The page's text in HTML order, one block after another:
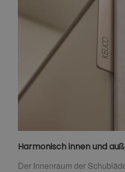
Harmonisch innen und
Der Innenraum der